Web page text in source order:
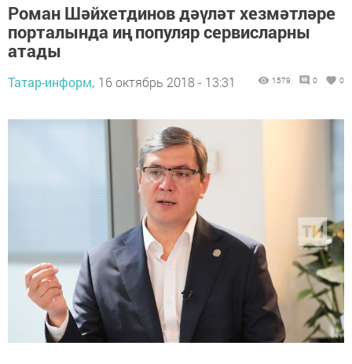
Роман Шәйхетдинов дәүләт хезмәтләре
порталында иң популяр сервисларны
атады
Татар-информ, 16 октябрь 2018 - 13:31 1579 0 0